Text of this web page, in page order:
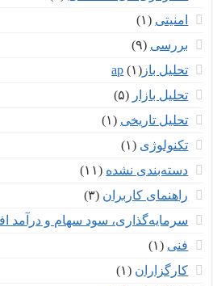
امنیتی (۱)
بررسی (۹)
تحلیل بازар (۱)
تحلیل بازار (۵)
تحلیل تاریخی (۱)
تکنولوژی (۱)
دسته‌بندی نشده (۱۱)
راهنمای کاربران (۳)
سرمایه‌گذاری، سود سهام و درآمد
فنی (۱)
کارگزاران (۱)